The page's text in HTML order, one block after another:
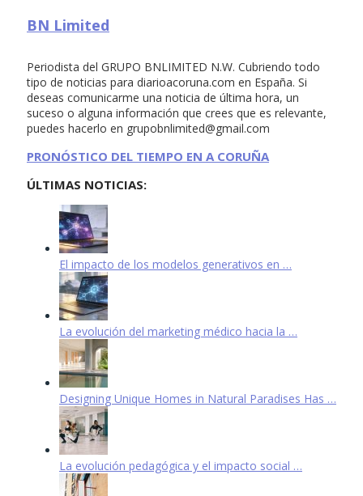
BN Limited
Periodista del GRUPO BNLIMITED N.W. Cubriendo todo
tipo de noticias para diarioacoruna.com en España. Si
deseas comunicarme una noticia de última hora, un
suceso o alguna información que crees que es relevante,
puedes hacerlo en grupobnlimited@gmail.com
PRONÓSTICO DEL TIEMPO EN A CORUÑA
ÚLTIMAS NOTICIAS:
El impacto de los modelos generativos en …
La evolución del marketing médico hacia la …
Designing Unique Homes in Natural Paradises Has …
La evolución pedagógica y el impacto social …